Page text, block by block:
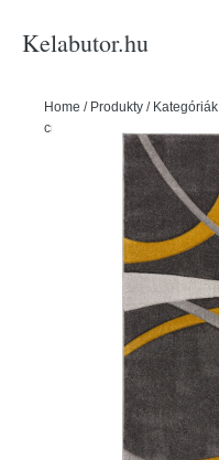
Kelabutor.hu
Home / Produkty / Kategóriák
cm Elude Orb – Flair Rugs